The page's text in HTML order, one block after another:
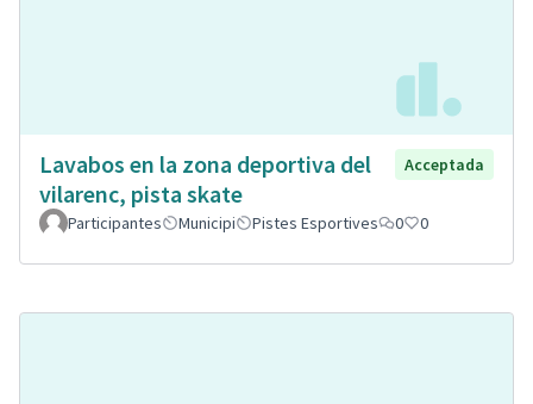
Lavabos en la zona deportiva del
vilarenc, pista skate
Acceptada
Participantes Municipi Pistes Esportives 0 0